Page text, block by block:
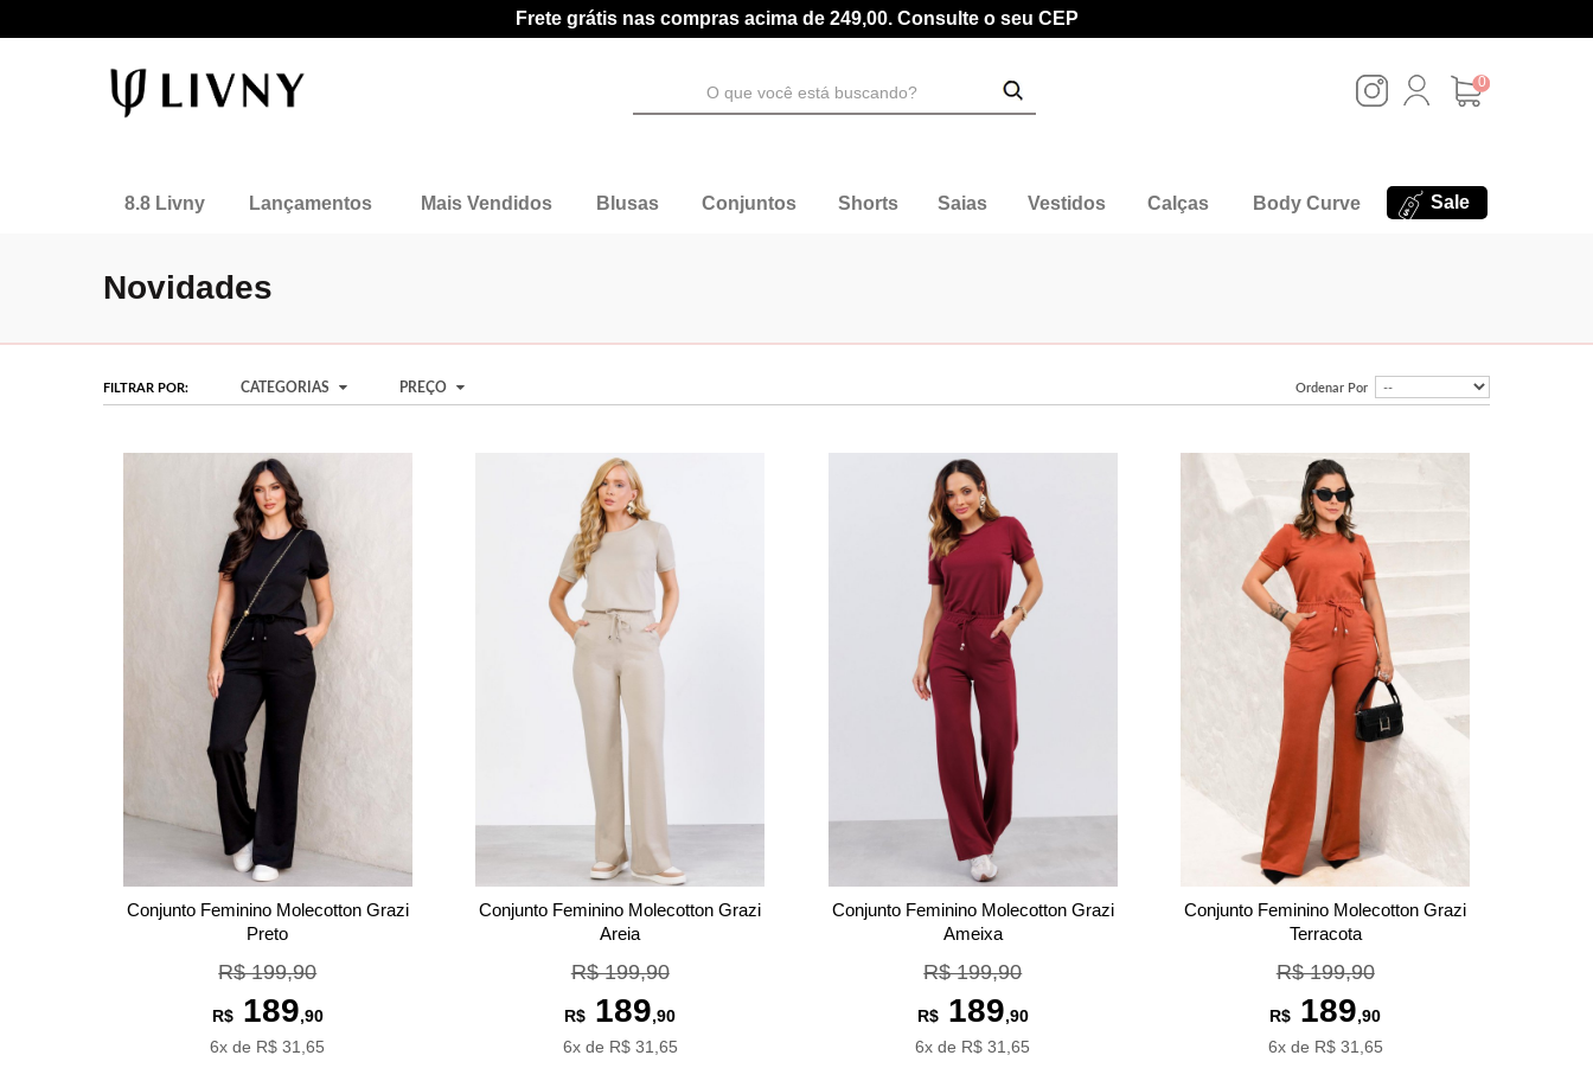
Frete grátis nas compras acima de 249,00. Consulte o seu CEP
0
8.8 Livny Lançamentos Mais Vendidos Blusas Conjuntos Shorts Saias Vestidos Calças Body Curve Sale
Novidades
FILTRAR POR: CATEGORIAS PREÇO Ordenar Por
Conjunto Feminino Molecotton Grazi
Preto
R$ 199,90
R$189,90
6x de R$ 31,65
Conjunto Feminino Molecotton Grazi
Areia
R$ 199,90
R$ 189,90
6x de R$ 31,65
Conjunto Feminino Molecotton Grazi
Ameixa
R$ 199,90
R$189,90
6x de R$ 31,65
Conjunto Feminino Molecotton Grazi
Terracota
R$ 199,90
R$ 189,90
6x de R$ 31,65